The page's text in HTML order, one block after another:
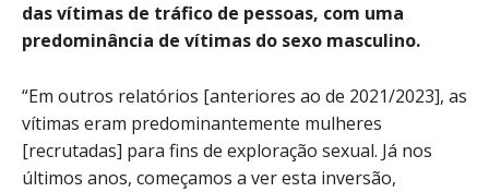
das vítimas de tráfico de pessoas, com uma
predominância de vítimas do sexo masculino.
“Em outros relatórios [anteriores ao de 2021/2023], as
vítimas eram predominantemente mulheres
[recrutadas] para fins de exploração sexual. Já nos
últimos anos, começamos a ver esta inversão,